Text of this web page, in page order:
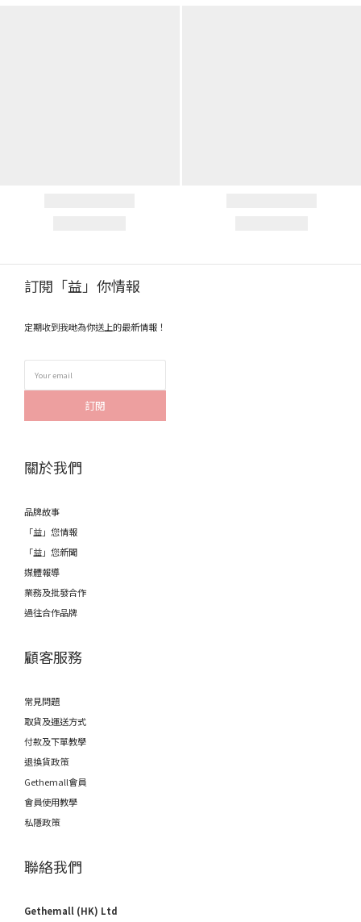
訂閱「益」你情報
定期收到我哋為你送上的最新情報！
訂閱
關於我們
品牌故事
「益」您情報
「益」您新聞
媒體報導
業務及批發合作
過往合作品牌
顧客服務
常見問題
取貨及運送方式
付款及下單教學
退換貨政策
Gethemall會員
會員使用教學
私隱政策
聯絡我們
Gethemall (HK) Ltd